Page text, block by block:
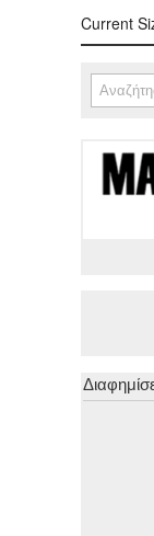
Current
Φόρμα
Αναζήτηση